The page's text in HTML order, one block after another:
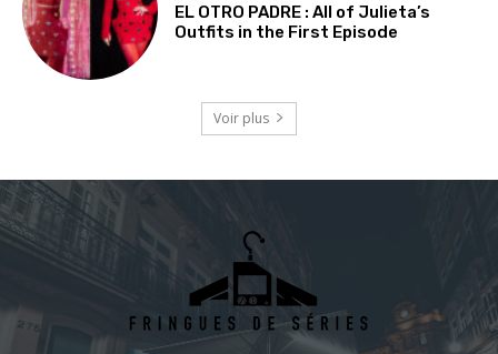
EL OTRO PADRE : All of Julieta’s
Outfits in the First Episode
Voir plus